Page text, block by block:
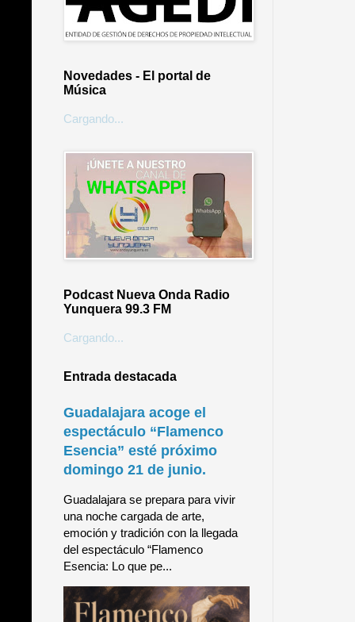
Novedades - El portal de
Música
Cargando...
Podcast Nueva Onda Radio
Yunquera 99.3 FM
Cargando...
Entrada destacada
Guadalajara acoge el
espectáculo “Flamenco
Esencia” esté próximo
domingo 21 de junio.
Guadalajara se prepara para vivir
una noche cargada de arte,
emoción y tradición con la llegada
del espectáculo “Flamenco
Esencia: Lo que pe...